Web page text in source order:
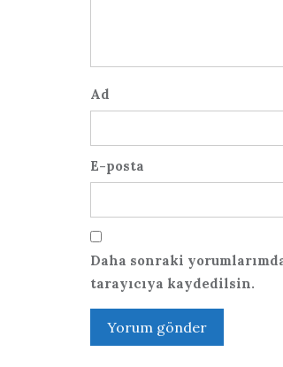
Ad
E-posta
Daha sonraki
tarayıcıya kaydedilsin.